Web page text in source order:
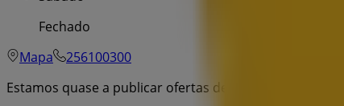
Fechado
Mapa
256100300
Estamos quase a publicar ofertas de Bestravel